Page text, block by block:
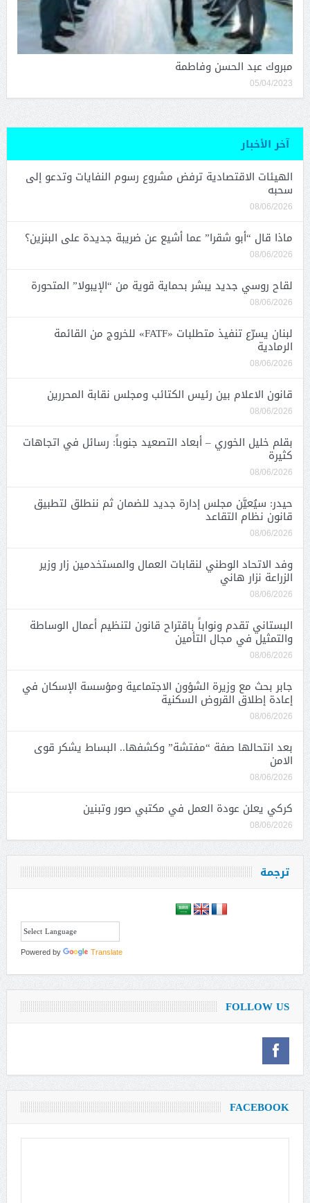
مبروك عبد الحسن وفاطمة
05/04/2023
آخر الأخبار
الهيئات الاقتصادية ترفض مشروع رسوم النفايات وتدعو إلى
سحبه
08/06/2026
ماذا قال “أبو شقرا” عما أشيع عن ضريبة جديدة على البنزين؟
08/06/2026
لقاح روسي جديد يبشر بحماية قوية من “الإيبولا” المتحورة
08/06/2026
لبنان يسرّع تنفيذ متطلبات «FATF» للخروج من القائمة
الرمادية
08/06/2026
قانون الاعلام بين رئيس الكتائب ومجلس نقابة المحررين
08/06/2026
بقلم خليل الخوري – أبعاد التصعيد جنوباً: رسائل في اتجاهات
كثيرة
08/06/2026
حيدر: سيُعيَّن مجلس إدارة جديد للضمان ثم ننطلق لتطبيق
قانون نظام التقاعد
08/06/2026
وفد الاتحاد الوطني لنقابات العمال والمستخدمين زار وزير
الزراعة نزار هاني
08/06/2026
البستاني تقدم ونواباً باقتراح قانون لتنظيم أعمال الوساطة
والتمثيل في مجال التأمين
08/06/2026
جابر بحث مع وزيرة الشؤون الاجتماعية ومؤسسة الإسكان في
إعادة إطلاق القروض السكنية
08/06/2026
بعد انتحالها صفة “مفتشة” وكشفها.. البساط يشكر قوى
الامن
08/06/2026
كركي يعلن عودة العمل في مكتبي صور وتبنين
08/06/2026
ترجمة
Powered by Translate
FOLLOW US
FACEBOOK